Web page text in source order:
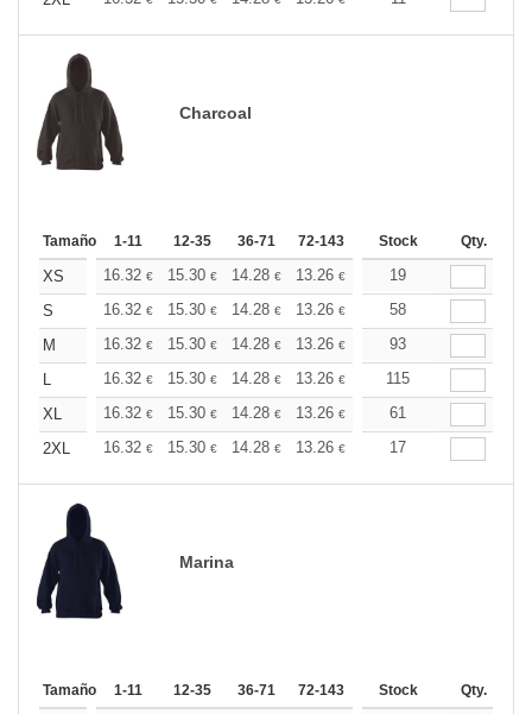
Charcoal
Tamaño 1-11 12-35 36-71 72-143 144-287 288 +
Stock Qty.
XS 16.32 € 15.30 € 14.28 € 13.26 € 12.24€
19
S
16.32 € 15.30 € 14.28 € 13.26 € 12.24€
58
M
16.32 € 15.30 € 14.28 € 13.26 € 12.24€
93
L
16.32 € 15.30 € 14.28 € 13.26 € 12.24€
115
XL
16.32 € 15.30 € 14.28 € 13.26 € 12.24
61
2XL
16.32 € 15.30 € 14.28 € 13.26 € 12.24€
17
Marina
Tamaño 1-11 12-35 36-71 72-143 144-287 288 +
Stock Qty.